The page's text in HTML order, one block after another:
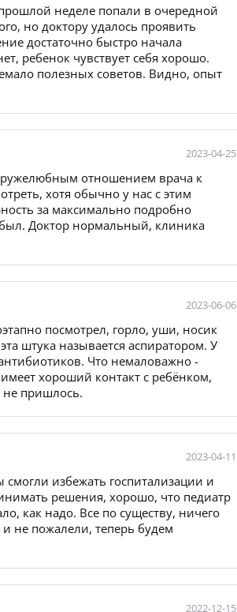
неделе попали в очередной
но доктору удалось проявить
достаточно быстро начала
ребенок чувствует себя хорошо.
полезных советов. Видно, опыт
2023-04-25
отношением врача к
хотя обычно у нас с этим
за максимально подробно
Доктор нормальный, клиника
2023-06-06
посмотрел, горло, уши, носик
штука называется аспиратором. У
Что немаловажно -
хороший контакт с ребёнком,
не пришлось.
2023-04-11
избежать госпитализации и
решения, хорошо, что педиатр
как надо. Все по существу, ничего
и не пожалели, теперь будем
2022-12-15